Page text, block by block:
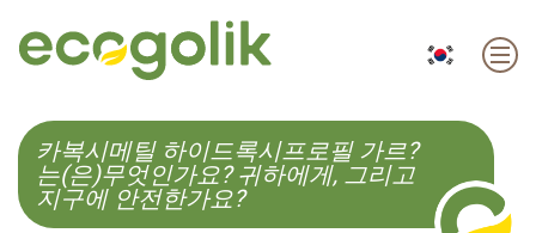
EN ES CS KO
카복시메틸 하이드록시프로필 가르?
는(은)무엇인가요? 귀하에게, 그리고
지구에 안전한가요?